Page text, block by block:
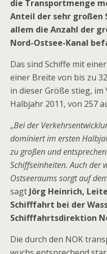
die Transportmenge
Anteil der sehr
allem die Anzahl der
Nord-Ostsee-Kanal
Das sind Schiffe mit
einer Breite von bis zu
in dieser Größe stieg,
Halbjahr 2011, von 257
„Bei der
dominiert im ersten
zu großen und
Schiffseinheiten. Auch der
Ostseeraums sorgt auf
sagt Jörg Heinrich,
Schifffahrt bei der
Schifffahrtsdirektion
Die durch den NOK